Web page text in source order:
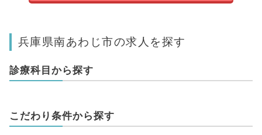
兵庫県南あわじ市の求人を探す
診療科目から探す
こだわり条件から探す